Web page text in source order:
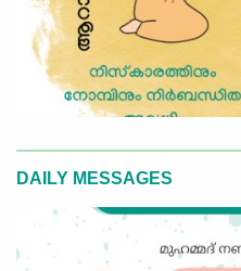
DAILY MESSAGES